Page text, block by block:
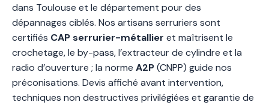
dans Toulouse et le département pour des
dépannages ciblés. Nos artisans serruriers sont
certifiés CAP serrurier-métallier et maîtrisent le
crochetage, le by-pass, l’extracteur de cylindre et la
radio d’ouverture ; la norme A2P(CNPP) guide nos
préconisations. Devis affiché avant intervention,
techniques non destructives privilégiées et garantie de